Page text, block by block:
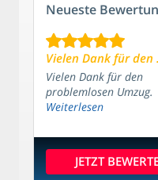
Neueste
Vielen Dank für den
Vielen Dank für den
problemlosen Umzug.
Weiterlesen
JETZT